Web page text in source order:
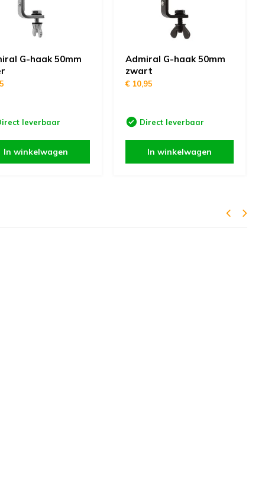
G-haak 50mm
leverbaar
In winkelwagen
Admiral G-haak 50mm
zwart
€ 10,95
Direct leverbaar
In winkelwagen